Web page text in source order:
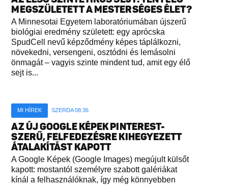
MEGSZÜLETETT A MESTERSÉGES ÉLET?
A Minnesotai Egyetem laboratóriumában újszerű
biológiai eredmény született: egy aprócska
SpudCell nevű képződmény képes táplálkozni,
növekedni, versengeni, osztódni és lemásolni
önmagát – vagyis szinte mindent tud, amit egy élő
sejt is...
MI HÍREK SZERDA 08:36
AZ ÚJ GOOGLE KÉPEK PINTEREST-
SZERŰ, FELFEDEZÉSRE KIHEGYEZETT
ÁTALAKÍTÁST KAPOTT
A Google Képek (Google Images) megújult külsőt
kapott: mostantól személyre szabott galériákat
kínál a felhasználóknak, így még könnyebben